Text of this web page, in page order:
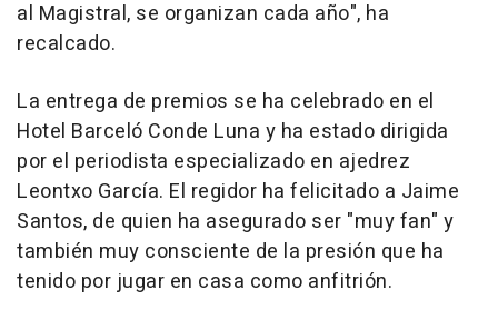
al Magistral, se organizan cada año", ha
recalcado.
La entrega de premios se ha celebrado en el
Hotel Barceló Conde Luna y ha estado dirigida
por el periodista especializado en ajedrez
Leontxo García. El regidor ha felicitado a Jaime
Santos, de quien ha asegurado ser "muy fan" y
también muy consciente de la presión que ha
tenido por jugar en casa como anfitrión.